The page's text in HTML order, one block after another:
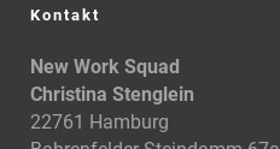
Kontakt
New Work Squad
Christina Stenglein
22761 Hamburg